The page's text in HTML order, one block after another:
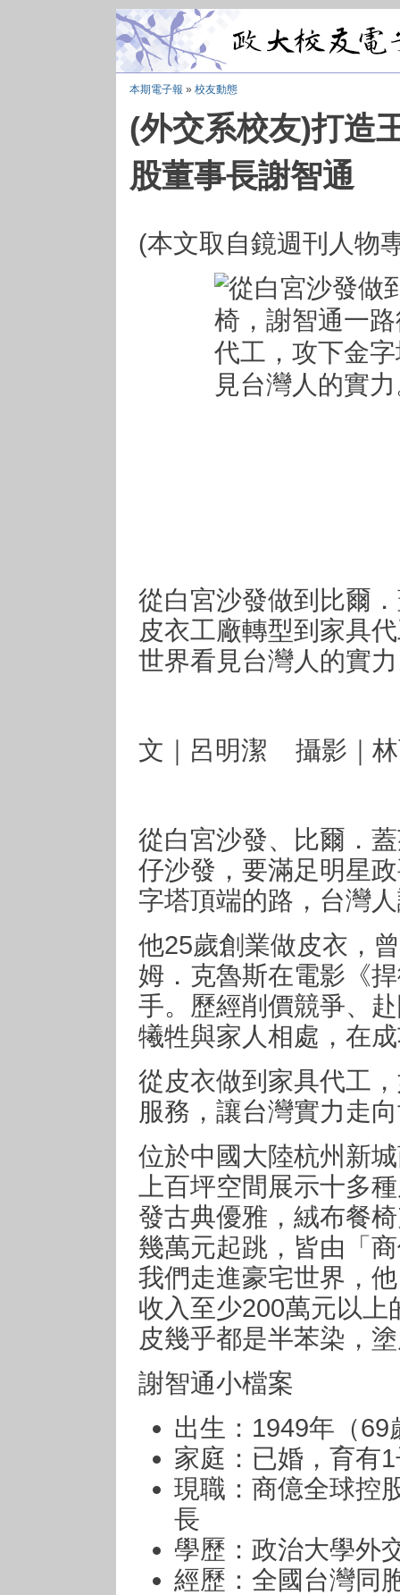
本期電子報 » 校友動態
(外交系校友)打造
股董事長謝智通
(本文取自鏡週刊人物
從白宮沙發做到比爾
皮衣工廠轉型到家具
世界看見台灣人的實
文｜呂明潔 攝影｜林
從白宮沙發、比爾．
仔沙發，要滿足明星
字塔頂端的路，台灣
他25歲創業做皮衣，
姆．克魯斯在電影《
手。歷經削價競爭、
犧牲與家人相處，在
從皮衣做到家具代工
服務，讓台灣實力走
位於中國大陸杭州新
上百坪空間展示十多
發古典優雅，絨布餐
幾萬元起跳，皆由「
我們走進豪宅世界，
收入至少200萬元以
皮幾乎都是半苯染，
謝智通小檔案
出生：1949年（69
家庭：已婚，育有
現職：商億全球控
長
學歷：政治大學外
經歷：全國台灣同